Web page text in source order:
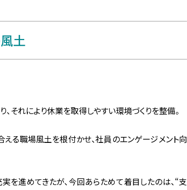
土
それにより休業を取得しやすい環境づくりを整備。
る職場風土を根付かせ、社員のエンゲージメント向
を進めてきたが、今回あらためて着目したのは、“支